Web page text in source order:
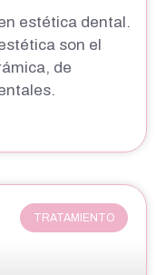
estética dental.
son el
de
TRATAMIENTO